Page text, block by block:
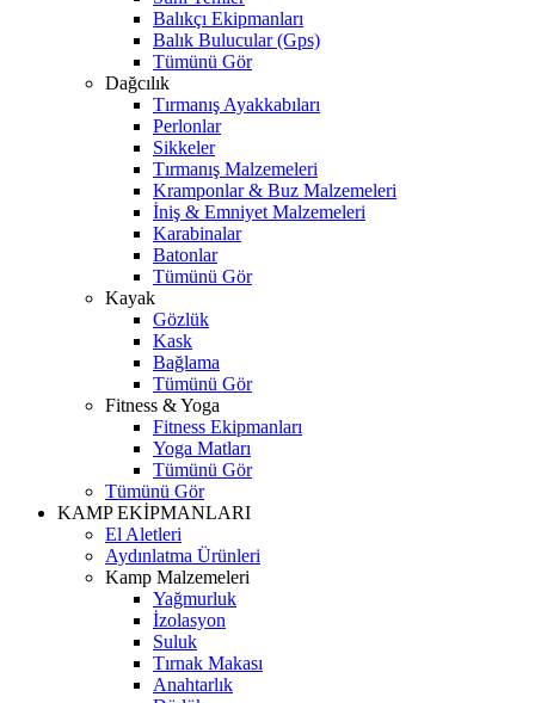
Balıkçı Ekipmanları
Balık Bulucular (Gps)
Tümünü Gör
Dağcılık
Tırmanış Ayakkabıları
Perlonlar
Sikkeler
Tırmanış Malzemeleri
Kramponlar & Buz Malzemeleri
İniş & Emniyet Malzemeleri
Karabinalar
Batonlar
Tümünü Gör
Kayak
Gözlük
Kask
Bağlama
Tümünü Gör
Fitness & Yoga
Fitness Ekipmanları
Yoga Matları
Tümünü Gör
Tümünü Gör
KAMP EKİPMANLARI
El Aletleri
Aydınlatma Ürünleri
Kamp Malzemeleri
Yağmurluk
İzolasyon
Suluk
Tırnak Makası
Anahtarlık